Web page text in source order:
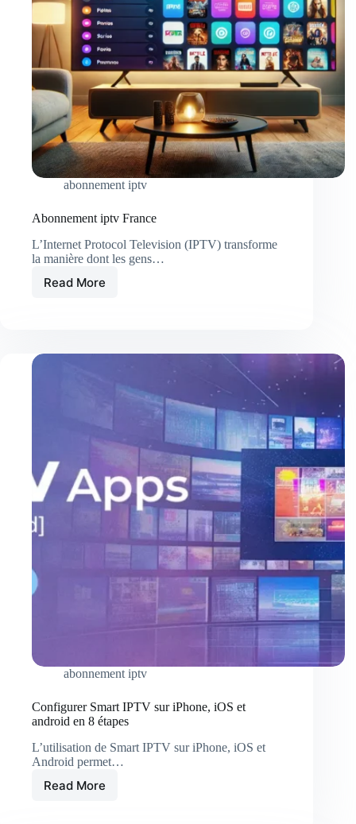
abonnement iptv
Abonnement iptv France
L’Internet Protocol Television (IPTV) transforme
la manière dont les gens…
Read MoreAbonnement
abonnement iptv
Configurer Smart IPTV sur iPhone, iOS et
android en 8 étapes
L’utilisation de Smart IPTV sur iPhone, iOS et
Android permet…
Read More
Configurer